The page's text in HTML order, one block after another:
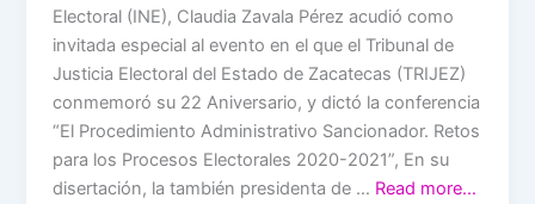
Electoral (INE), Claudia Zavala Pérez acudió como
invitada especial al evento en el que el Tribunal de
Justicia Electoral del Estado de Zacatecas (TRIJEZ)
conmemoró su 22 Aniversario, y dictó la conferencia
“El Procedimiento Administrativo Sancionador. Retos
para los Procesos Electorales 2020-2021”, En su
disertación, la también presidenta de … Read more…